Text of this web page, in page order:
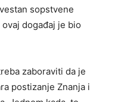
sopstvene
događaj je bio
zaboraviti da je
postizanje Znanja i